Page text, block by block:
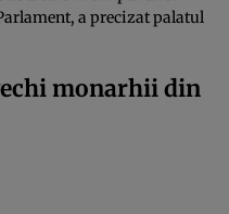
a precizat palatul
monarhii din